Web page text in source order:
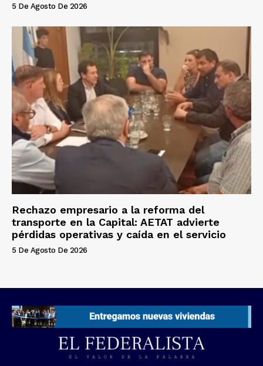
5 De Agosto De 2026
Rechazo empresario a la reforma del
transporte en la Capital: AETAT advierte
pérdidas operativas y caída en el servicio
5 De Agosto De 2026